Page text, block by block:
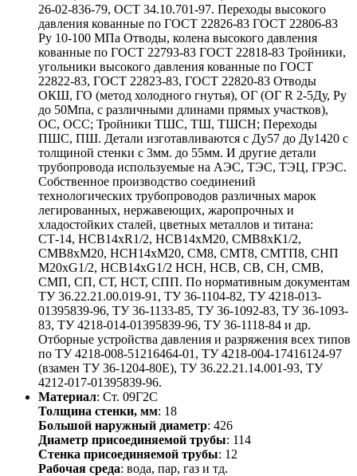
26-02-836-79, ОСТ 34.10.701-97. Переходы высокого
давления кованные по ГОСТ 22826-83 ГОСТ 22806-83
Ру 10-100 МПа Отводы, колена высокого давления
кованные по ГОСТ 22793-83 ГОСТ 22818-83 Тройники,
угольники высокого давления кованные по ГОСТ
22822-83, ГОСТ 22823-83, ГОСТ 22820-83 Отводы
ОКШ, ГО (метод холодного гнутья), ОГ (ОГ R 2-5Ду, Ру
до 50Мпа, с различными длинами прямых участков),
ОС, ОСС; Тройники ТШС, ТШ, ТШСН; Переходы
ПШС, ПШ. Детали изготавливаются с Ду57 до Ду1420 с
толщиной стенки с 3мм. до 55мм. И другие детали
трубопровода используемые на АЭС, ТЭС, ТЭЦ, ГРЭС.
Собственное производство соединений
технологических трубопроводов различных марок
легированных, нержавеющих, жаропрочных и
хладостойких сталей, цветных металлов и титана:
СТ-14, НСВ14хR1/2, НСВ14хМ20, СМВ8хК1/2,
СМВ8хМ20, НСН14хМ20, СМ8, СМТ8, СМТП8, СНП
М20хG1/2, НСВ14хG1/2 НСН, НСВ, СВ, СН, СМВ,
СМП, СП, СТ, НСТ, СПП. По нормативным документам
ТУ 36.22.21.00.019-91, ТУ 36-1104-82, ТУ 4218-013-
01395839-96, ТУ 36-1133-85, ТУ 36-1092-83, ТУ 36-1093-
83, ТУ 4218-014-01395839-96, ТУ 36-1118-84 и др.
Отборные устройства давления и разряжения всех типов
по ТУ 4218-008-51216464-01, ТУ 4218-004-17416124-97
(взамен ТУ 36-1204-80Е), ТУ 36.22.21.14.001-93, ТУ
4212-017-01395839-96.
Материал: Ст. 09Г2С
Толщина стенки, мм: 18
Большой наружный диаметр: 426
Диаметр присоединяемой трубы: 114
Стенка присоединяемой трубы: 12
Рабочая среда: вода, пар, газ и тд.